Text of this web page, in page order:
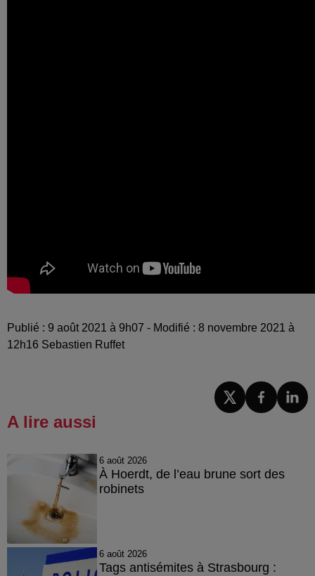
Publié : 9 août 2021 à 9h07 - Modifié : 8 novembre 2021 à
12h16 Sebastien Ruffet
A lire aussi
6 août 2026
À Hoerdt, de l’eau brune sort des
robinets
6 août 2026
Tags antisémites à Strasbourg :